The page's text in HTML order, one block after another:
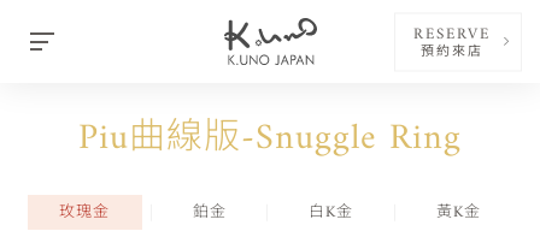
RESERVE
預約來店
Piu曲線版-Snuggle Ring
玫瑰金 鉑金 白K金 黃K金